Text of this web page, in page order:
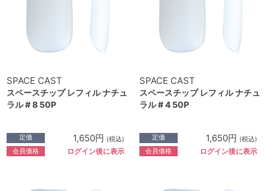
SPACE CAST
スペースチップ レフィル ナチュ
ラル # 8 50P
定価 1,650円 (税込)
会員価格 ログイン後に表示
SPACE CAST
スペースチップ レフィル ナチュ
ラル # 4 50P
定価 1,650円 (税込)
会員価格 ログイン後に表示